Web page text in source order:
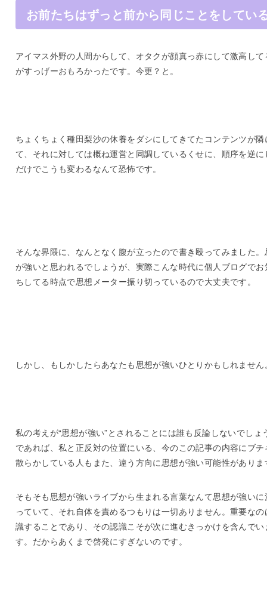
お前たちはずっと前から同じことをしてい
アイマス外野の人間からして、オタクが顔真っ赤にして激高して
がすっげーおもろかったです。今更？と。
ちょくちょく種田梨沙の休養をダシにしてきてたコンテンツが隣
て、それに対しては概ね運営と同調しているくせに、順序を逆に
だけでこうも変わるなんて恐怖です。
そんな界隈に、なんとなく腹が立ったので書き殴ってみました。
が強いと思われるでしょうが、実際こんな時代に個人ブログでお
ちしてる時点で思想メーター振り切っているので大丈夫です。
しかし、もしかしたらあなたも思想が強いひとりかもしれません
私の考えが“思想が強い”とされることには誰も反論しないでしょ
であれば、私と正反対の位置にいる、今のこの記事の内容にブチ
散らかしている人もまた、違う方向に思想が強い可能性がありま
そもそも思想が強いライブから生まれる言葉なんて思想が強いに
っていて、それ自体を責めるつもりは一切ありません。重要なの
識することであり、その認識こそが次に進むきっかけを含んでい
す。だからあくまで啓発にすぎないのです。